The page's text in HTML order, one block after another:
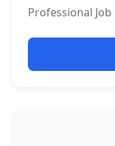
Professional Job